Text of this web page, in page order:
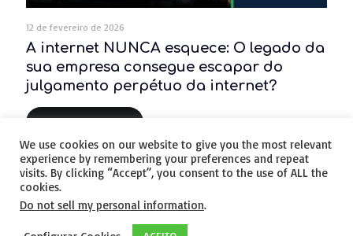
12 de fevereiro de 2026
A internet NUNCA esquece: O legado da
sua empresa consegue escapar do
julgamento perpétuo da internet?
Leia Mais...
© 2020 - Todos os Direitos Reservados. -
We use cookies on our website to give you the most relevant
experience by remembering your preferences and repeat
visits. By clicking “Accept”, you consent to the use of ALL the
cookies.
Do not sell my personal information.